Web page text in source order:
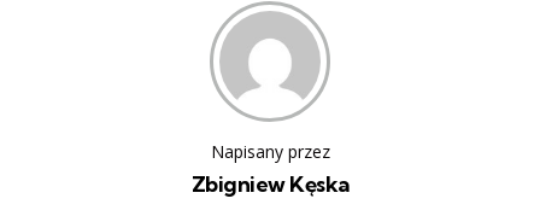
Napisany przez
Zbigniew Kęska